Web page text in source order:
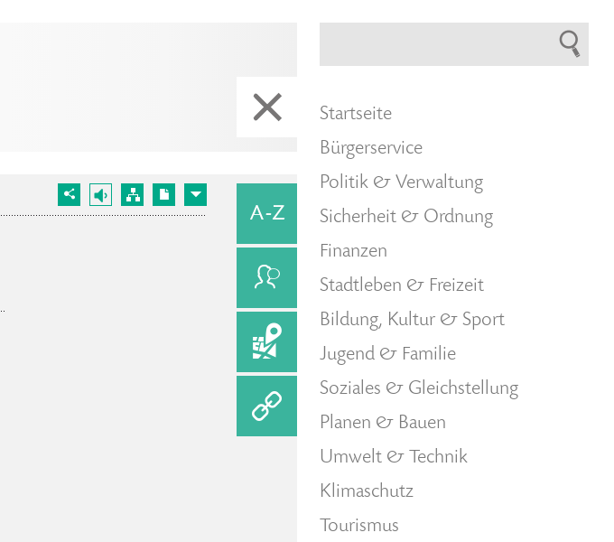
Startseite
Bürgerservice
Politik & Verwaltung
Sicherheit & Ordnung
Finanzen
Stadtleben & Freizeit
Bildung, Kultur & Sport
Jugend & Familie
Soziales & Gleichstellung
Planen & Bauen
Umwelt & Technik
Klimaschutz
Tourismus